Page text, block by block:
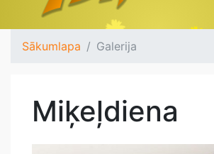
Sākumlapa Galerija
Miķeļdiena